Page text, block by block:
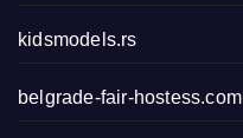
kidsmodels.rs
belgrade-fair-hostess.com